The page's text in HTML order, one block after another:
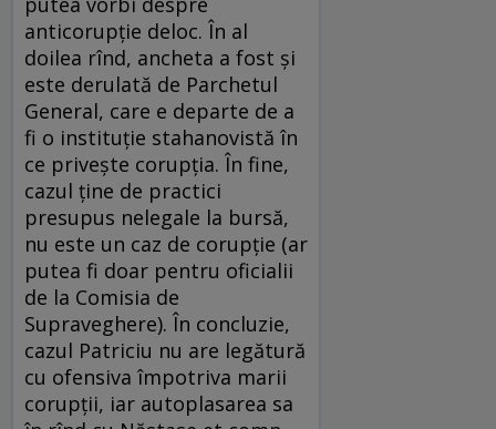
anticorupţie deloc. În al
doilea rînd, ancheta a fost şi
este derulată de Parchetul
General, care e departe de a
fi o instituţie stahanovistă în
ce priveşte corupţia. În fine,
cazul ţine de practici
presupus nelegale la bursă,
nu este un caz de corupţie (ar
putea fi doar pentru oficialii
de la Comisia de
Supraveghere). În concluzie,
cazul Patriciu nu are legătură
cu ofensiva împotriva marii
corupţii, iar autoplasarea sa